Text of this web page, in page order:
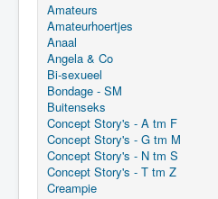
Amateurs
Amateurhoertjes
Anaal
Angela & Co
Bi-sexueel
Bondage - SM
Buitenseks
Concept Story's - A tm F
Concept Story's - G tm M
Concept Story's - N tm S
Concept Story's - T tm Z
Creampie